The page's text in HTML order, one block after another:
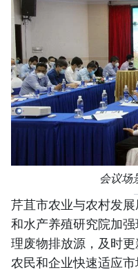
会议场
芹苴市农业与农村发
和水产养殖研究院加
理废物排放源，及时
农民和企业快速适应